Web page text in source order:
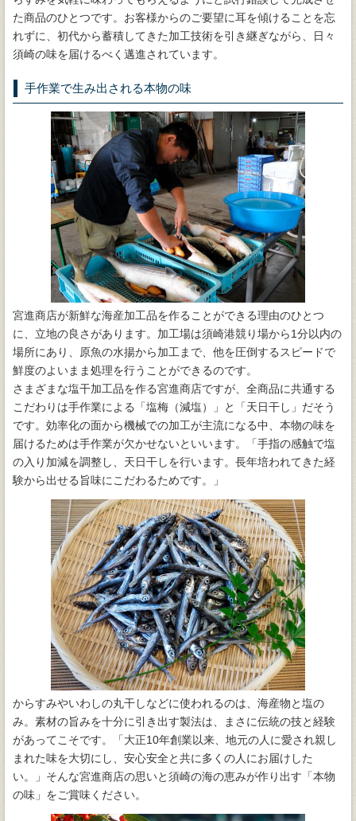
た商品のひとつです。お客様からのご要望に耳を傾けることを忘
れずに、初代から蓄積してきた加工技術を引き継ぎながら、日々
須崎の味を届けるべく邁進されています。
手作業で生み出される本物の味
宮進商店が新鮮な海産加工品を作ることができる理由のひとつ
に、立地の良さがあります。加工場は須崎港競り場から1分以内の
場所にあり、原魚の水揚から加工まで、他を圧倒するスピードで
鮮度のよいまま処理を行うことができるのです。
さまざまな塩干加工品を作る宮進商店ですが、全商品に共通する
こだわりは手作業による「塩梅（減塩）」と「天日干し」だそう
です。効率化の面から機械での加工が主流になる中、本物の味を
届けるためは手作業が欠かせないといいます。「手指の感触で塩
の入り加減を調整し、天日干しを行います。長年培われてきた経
験から出せる旨味にこだわるためです。」
からすみやいわしの丸干しなどに使われるのは、海産物と塩の
み。素材の旨みを十分に引き出す製法は、まさに伝統の技と経験
があってこそです。「大正10年創業以来、地元の人に愛され親し
まれた味を大切にし、安心安全と共に多くの人にお届けした
い。」そんな宮進商店の思いと須崎の海の恵みが作り出す「本物
の味」をご賞味ください。